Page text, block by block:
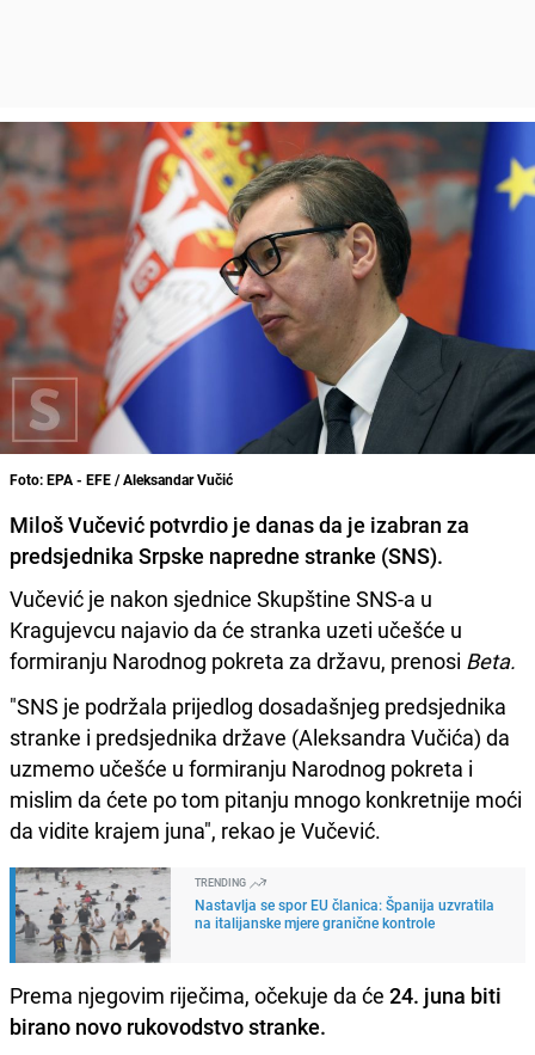
Foto: EPA - EFE / Aleksandar Vučić
Miloš Vučević potvrdio je danas da je izabran za
predsjednika Srpske napredne stranke (SNS).
Vučević je nakon sjednice Skupštine SNS-a u
Kragujevcu najavio da će stranka uzeti učešće u
formiranju Narodnog pokreta za državu, prenosi Beta.
"SNS je podržala prijedlog dosadašnjeg predsjednika
stranke i predsjednika države (Aleksandra Vučića) da
uzmemo učešće u formiranju Narodnog pokreta i
mislim da ćete po tom pitanju mnogo konkretnije moći
da vidite krajem juna", rekao je Vučević.
TRENDING
Nastavlja se spor EU članica: Španija uzvratila
na italijanske mjere granične kontrole
Prema njegovim riječima, očekuje da će 24. juna biti
birano novo rukovodstvo stranke.